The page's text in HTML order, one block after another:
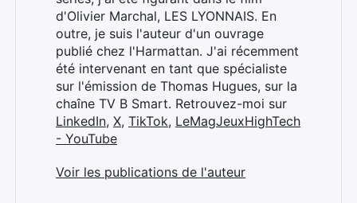
d'Olivier Marchal, LES LYONNAIS. En
outre, je suis l'auteur d'un ouvrage
publié chez l'Harmattan. J'ai récemment
été intervenant en tant que spécialiste
sur l'émission de Thomas Hugues, sur la
chaîne TV B Smart. Retrouvez-moi sur
LinkedIn, X, TikTok, LeMagJeuxHighTech
- YouTube
Voir les publications de l'auteur